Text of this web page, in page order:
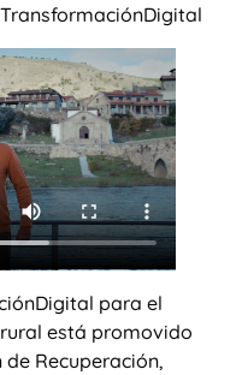
para el
está promovido
Recuperación,